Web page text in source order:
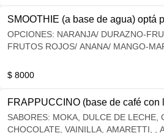
SMOOTHIE (a base de agua) optá
OPCIONES: NARANJA/ DURAZNO-
FRUTOS ROJOS/ ANANA/ MANGO-
$ 8000
FRAPPUCCINO (base de café con
SABORES: MOKA, DULCE DE LECHE,
CHOCOLATE, VAINILLA, AMARETTI, ,